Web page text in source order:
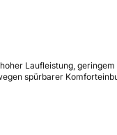
Laufleistung,
spürbarer